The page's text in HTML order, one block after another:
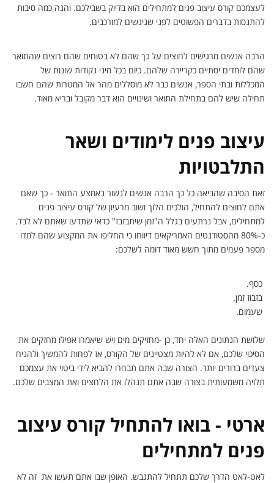
לעצמכם קורס עיצוב פנים למתחילים הוא בדיוק בשבילכם. והנה כמה סיבות
להתנסות בדברים הפשוטים לפני שניגשים למורכבים.
הרבה אנשים מרגישים לחוצים על כך שהם לא בטוחים שהם רוצים שהתואר
שהם לומדים יסתיים כקריירה שלהם. כיום בכל מיני נקודות שונות של
המכללות ובתי הספר, אנשים כבר לא מוסללים מהר אל המטרות שהם חשבו
תחילה שיש להם בתחילת התואר ושינויים הוא דבר מקובל ובריא מאוד.
עיצוב פנים לימודים ושאר
התלבטויות
זאת הסיבה שהביאה כל כך הרבה אנשים לנשור באמצע התואר - כך שאם
אתם לחוצים להתחיל, הולכים הלוך ושוב מרעיון של קורס עיצוב פנים
למתחילים, אבל נרתעים בגלל ה"זמן שיתבזבז" כדאי שתדעו שאתם לא לבד.
כ-80% מהסטודנטים האמריקאים דיווחו כי החליפו את המקצוע שהם למדו
מספר פעמים מתוך חשש מאוד דומה לשלכם:
כסף.
בזבוז זמן.
שעמום.
שלושת הנתונים האלה יחד, כן -מחזיקים מים ויש שיאמרו אפילו מחזקים את
הסיכוי שלכם, אם לא להיות מצטיינים של הקורס, אז לפחות להמשיך ולהניח
צעדים ברורים יותר. הצורה שבה אתם תבחרו להביא לידי ביטוי את עצמכם
תלויה משמעותית בצורה שבה אתם תנהלו את הלחצים ואת המצבים שלכם.
ארטי - בואו להתחיל קורס עיצוב
פנים למתחילים
לאט-לאט הדרך שלכם תתחיל להתגבש. האופן שבו אתם תעשו את זה לא